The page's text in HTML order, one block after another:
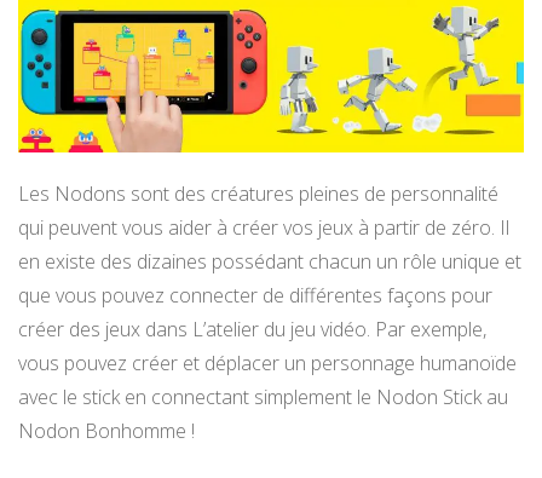
Les Nodons sont des créatures pleines de personnalité
qui peuvent vous aider à créer vos jeux à partir de zéro. Il
en existe des dizaines possédant chacun un rôle unique et
que vous pouvez connecter de différentes façons pour
créer des jeux dans L’atelier du jeu vidéo. Par exemple,
vous pouvez créer et déplacer un personnage humanoïde
avec le stick en connectant simplement le Nodon Stick au
Nodon Bonhomme !